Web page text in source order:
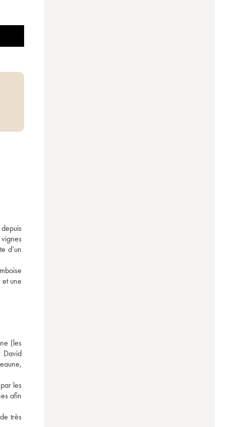
d’un
une
(les
David
les
afin
très